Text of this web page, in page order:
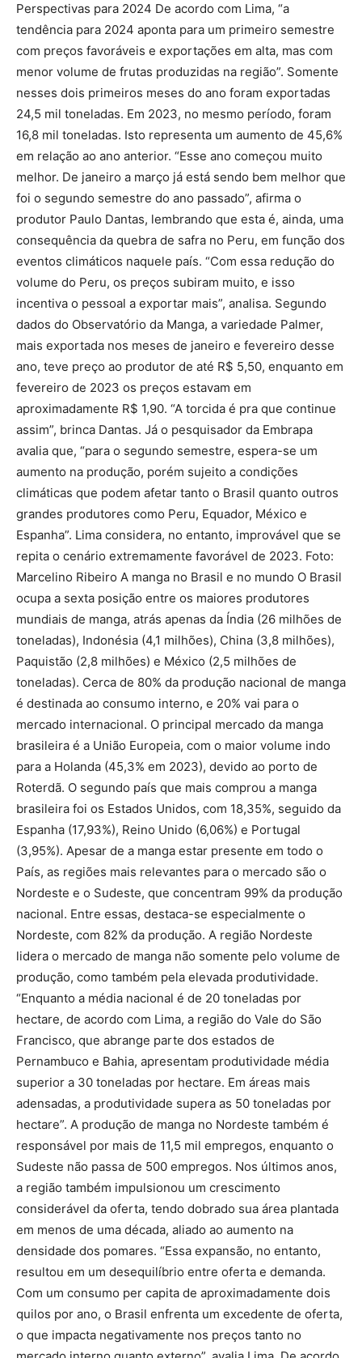
Perspectivas para 2024 De acordo com Lima, “a
tendência para 2024 aponta para um primeiro semestre
com preços favoráveis e exportações em alta, mas com
menor volume de frutas produzidas na região”. Somente
nesses dois primeiros meses do ano foram exportadas
24,5 mil toneladas. Em 2023, no mesmo período, foram
16,8 mil toneladas. Isto representa um aumento de 45,6%
em relação ao ano anterior. “Esse ano começou muito
melhor. De janeiro a março já está sendo bem melhor que
foi o segundo semestre do ano passado”, afirma o
produtor Paulo Dantas, lembrando que esta é, ainda, uma
consequência da quebra de safra no Peru, em função dos
eventos climáticos naquele país. “Com essa redução do
volume do Peru, os preços subiram muito, e isso
incentiva o pessoal a exportar mais”, analisa. Segundo
dados do Observatório da Manga, a variedade Palmer,
mais exportada nos meses de janeiro e fevereiro desse
ano, teve preço ao produtor de até R$ 5,50, enquanto em
fevereiro de 2023 os preços estavam em
aproximadamente R$ 1,90. “A torcida é pra que continue
assim”, brinca Dantas. Já o pesquisador da Embrapa
avalia que, “para o segundo semestre, espera-se um
aumento na produção, porém sujeito a condições
climáticas que podem afetar tanto o Brasil quanto outros
grandes produtores como Peru, Equador, México e
Espanha”. Lima considera, no entanto, improvável que se
repita o cenário extremamente favorável de 2023. Foto:
Marcelino Ribeiro A manga no Brasil e no mundo O Brasil
ocupa a sexta posição entre os maiores produtores
mundiais de manga, atrás apenas da Índia (26 milhões de
toneladas), Indonésia (4,1 milhões), China (3,8 milhões),
Paquistão (2,8 milhões) e México (2,5 milhões de
toneladas). Cerca de 80% da produção nacional de manga
é destinada ao consumo interno, e 20% vai para o
mercado internacional. O principal mercado da manga
brasileira é a União Europeia, com o maior volume indo
para a Holanda (45,3% em 2023), devido ao porto de
Roterdã. O segundo país que mais comprou a manga
brasileira foi os Estados Unidos, com 18,35%, seguido da
Espanha (17,93%), Reino Unido (6,06%) e Portugal
(3,95%). Apesar de a manga estar presente em todo o
País, as regiões mais relevantes para o mercado são o
Nordeste e o Sudeste, que concentram 99% da produção
nacional. Entre essas, destaca-se especialmente o
Nordeste, com 82% da produção. A região Nordeste
lidera o mercado de manga não somente pelo volume de
produção, como também pela elevada produtividade.
“Enquanto a média nacional é de 20 toneladas por
hectare, de acordo com Lima, a região do Vale do São
Francisco, que abrange parte dos estados de
Pernambuco e Bahia, apresentam produtividade média
superior a 30 toneladas por hectare. Em áreas mais
adensadas, a produtividade supera as 50 toneladas por
hectare”. A produção de manga no Nordeste também é
responsável por mais de 11,5 mil empregos, enquanto o
Sudeste não passa de 500 empregos. Nos últimos anos,
a região também impulsionou um crescimento
considerável da oferta, tendo dobrado sua área plantada
em menos de uma década, aliado ao aumento na
densidade dos pomares. “Essa expansão, no entanto,
resultou em um desequilíbrio entre oferta e demanda.
Com um consumo per capita de aproximadamente dois
quilos por ano, o Brasil enfrenta um excedente de oferta,
o que impacta negativamente nos preços tanto no